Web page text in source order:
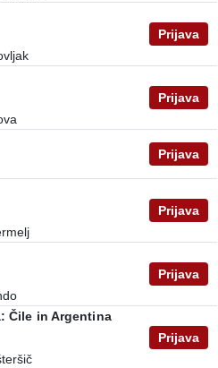
Prijava
Prijava
Prijava
Prijava
Prijava
Čile in Argentina
Prijava